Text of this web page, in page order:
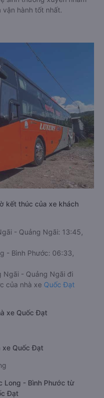
vận hành tốt nhất.
kết thúc của xe khách
- Quảng Ngãi: 13:45,
- Bình Phước: 06:33,
Ngãi - Quảng Ngãi đi
của nhà xe Quốc Đạt
xe Quốc Đạt
xe Quốc Đạt
Long - Bình Phước từ
Đạt